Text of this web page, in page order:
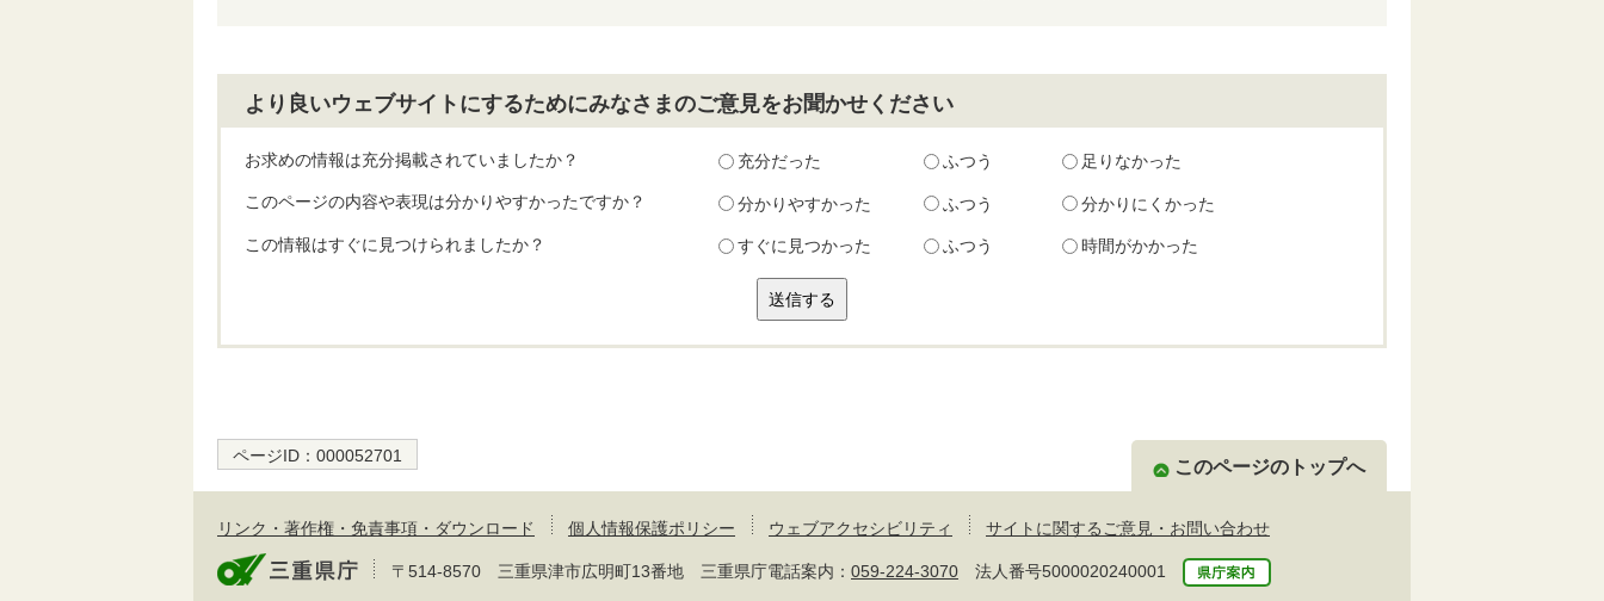
より良いウェブサイトにするためにみなさまのご意見をお聞かせください
お求めの情報は充分掲載されていましたか？ 充分だった ふつう 足りなかった
このページの内容や表現は分かりやすかったですか？ 分かりやすかった ふつう 分かりにくかった
この情報はすぐに見つけられましたか？ すぐに見つかった ふつう 時間がかかった
ページID： 000052701
このページのトップへ
リンク・著作権・免責事項・ダウンロード 個人情報保護ポリシー ウェブアクセシビリティ サイトに関するご意見・お問い合わせ
〒514-8570 三重県津市広明町13番地 三重県庁電話案内： 059-224-3070 法人番号5000020240001